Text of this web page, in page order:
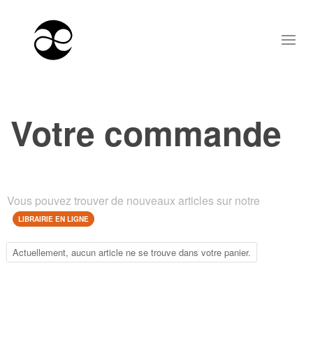
Votre commande
Vous pouvez trouver de nouveaux articles sur notre
LIBRAIRIE EN LIGNE
Actuellement, aucun article ne se trouve dans votre panier.